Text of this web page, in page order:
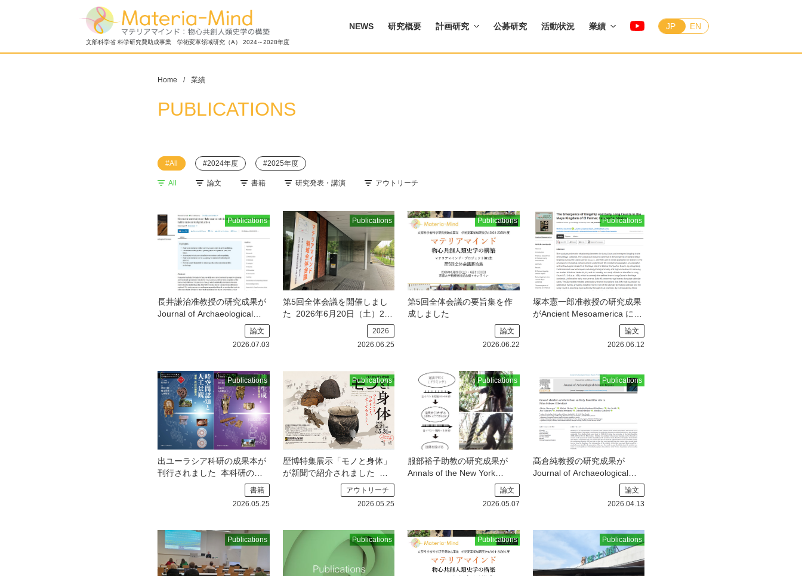
文部科学省 科学研究費助成事業 学術変革領域研究（A） 2024～2028年度
NEWS 研究概要 計画研究 公募研究 活動状況 業績 JP EN
Home 業績
PUBLICATIONS
#All #2024年度 #2025年度
All 論文 書籍 研究発表・講演 アウトリーチ
Publications
長井謙治准教授の研究成果が
Journal of Archaeological
Scienceに掲載されました 長
井謙治准教授（B01／愛知学
院大学）の研究成果がJourn
論文
2026.07.03
Publications
第5回全体会議を開催しまし
た
2026年6月20日（土）21
日（日）に、京都大学稲盛財
2026
2026.06.25
Publications
第5回全体会議の要旨集を作
成しました
論文
2026.06.22
Publications
塚本憲一郎准教授の研究成果
がAncient Mesoamerica に掲
塚本憲一郎准
教授（公募A01／カリフォル
ニア大学・岡山大学）
論文
2026.06.12
Publications
出ユーラシア科研の成果本が
刊行されました
本科研の前
身にあたる「出ユーラシアの
統合的人類史学：文明創出
書籍
2026.05.25
Publications
歴博特集展示「モノと身体」
が新聞で紹介されました
た
だいま国立歴史民俗博物館で
開催中の特集展示「モノと身
アウトリーチ
2026.05.25
Publications
服部裕子助教の研究成果が
Annals of the New York
Academy of Sciencesに掲載
服部裕子助教
（公募B02班／京都大学）の
論文
2026.05.07
Publications
髙倉純教授の研究成果が
Journal of Archaeological
Science: Reportsに掲載され
髙倉純教授（A01班
／札幌国際大学）の研究成果
論文
2026.04.13
Publications Publications Publications Publications